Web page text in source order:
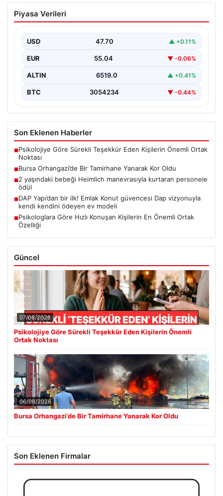
07/08/2026
06/08/2026
Bursa Orhangazi’de Bir Tamirhane Yanarak Kor Oldu
Son Eklenen Firmalar
Bulkoon Toptan Ayakkabı
03/05/2026